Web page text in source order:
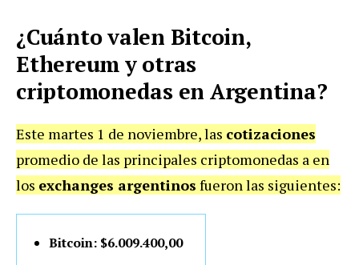
¿Cuánto valen Bitcoin,
Ethereum y otras
criptomonedas en Argentina?
Este martes 1 de noviembre, las cotizaciones
promedio de las principales criptomonedas a en
los exchanges argentinos fueron las siguientes:
Bitcoin: $6.009.400,00